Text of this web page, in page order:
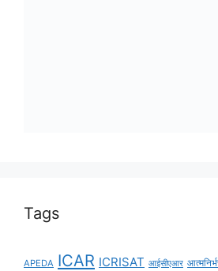
Tags
APEDA ICAR ICRISAT आईसीएआर